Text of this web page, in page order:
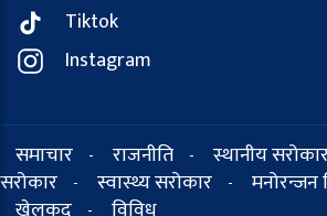
Tiktok
Instagram
समाचार - राजनीति - स्थानीय
सरोकार
- स्वास्थ्य सरोकार - मनोरन्जन